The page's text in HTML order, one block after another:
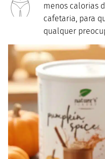
menos calorias
cafetaria, para
qualquer